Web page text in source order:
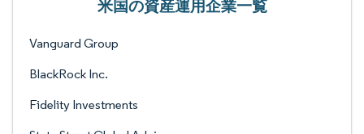
米国の資産運用企業一覧
Vanguard Group
BlackRock Inc.
Fidelity Investments